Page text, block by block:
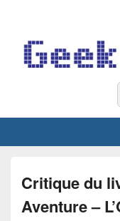
Critique du
Aventure –